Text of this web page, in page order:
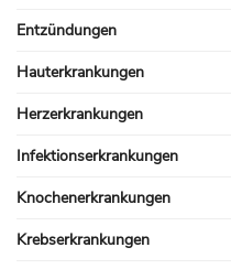
Entzündungen
Hauterkrankungen
Herzerkrankungen
Infektionserkrankungen
Knochenerkrankungen
Krebserkrankungen